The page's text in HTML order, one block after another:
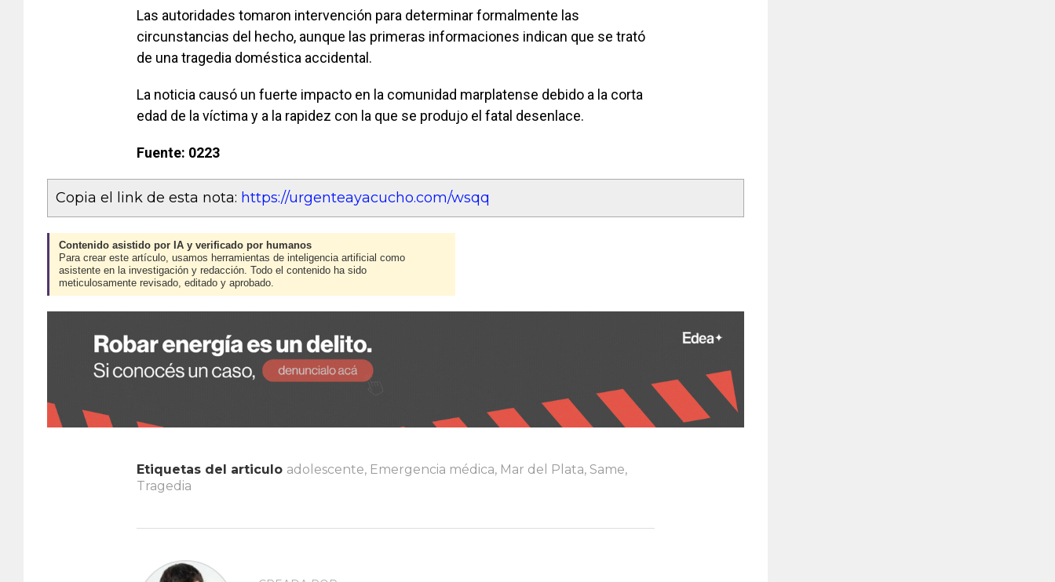
Las autoridades tomaron intervención para determinar formalmente las
circunstancias del hecho, aunque las primeras informaciones indican que se trató
de una tragedia doméstica accidental.
La noticia causó un fuerte impacto en la comunidad marplatense debido a la corta
edad de la víctima y a la rapidez con la que se produjo el fatal desenlace.
Fuente: 0223
Copia el link de esta nota: https://urgenteayacucho.com/wsqq
Contenido asistido por IA y verificado por humanos
Para crear este artículo, usamos herramientas de inteligencia artificial como
asistente en la investigación y redacción. Todo el contenido ha sido
meticulosamente revisado, editado y aprobado.
Etiquetas del articulo adolescente, Emergencia médica, Mar del Plata, Same,
Tragedia